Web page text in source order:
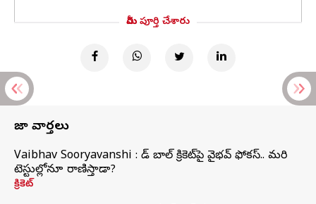
మీరు పూర్తి చేశారు
తాజా వార్తలు
Vaibhav Sooryavanshi : రెడ్ బాల్ క్రికెట్‌పై వైభవ్ ఫోకస్.. మరి
టెస్టుల్లోనూ రాణిస్తాడా?
క్రికెట్